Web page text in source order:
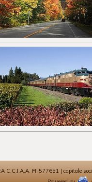
C.C.I.A.A. FI-577651 | capitale